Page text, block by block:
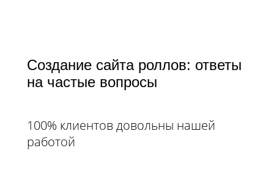
Создание сайта роллов: ответы
на частые вопросы
100% клиентов довольны нашей
работой